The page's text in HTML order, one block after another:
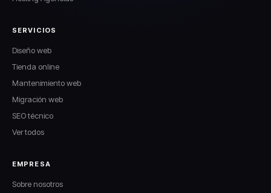
SERVICIOS
Diseño web
Tienda online
Mantenimiento web
Migración web
SEO técnico
Ver todos
EMPRESA
Sobre nosotros